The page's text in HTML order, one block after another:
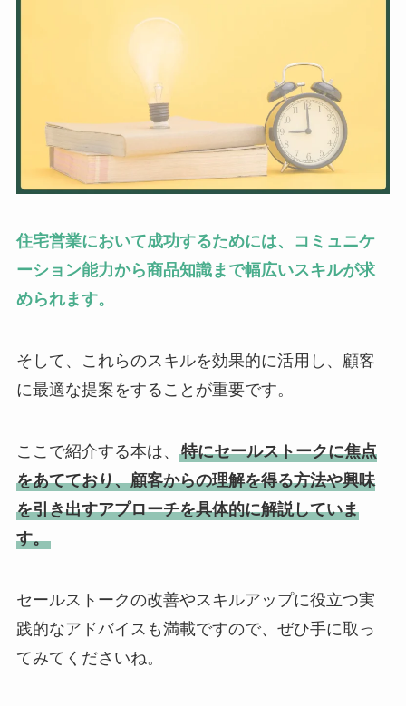
住宅営業において成功するためには、コミュニケ
ーション能力から商品知識まで幅広いスキルが求
められます。
そして、これらのスキルを効果的に活用し、顧客
に最適な提案をすることが重要です。
ここで紹介する本は、 特にセールストークに焦点
をあてており、顧客からの理解を得る方法や興味
を引き出すアプローチを具体的に解説していま
す。
セールストークの改善やスキルアップに役立つ実
践的なアドバイスも満載ですので、ぜひ手に取っ
てみてくださいね。